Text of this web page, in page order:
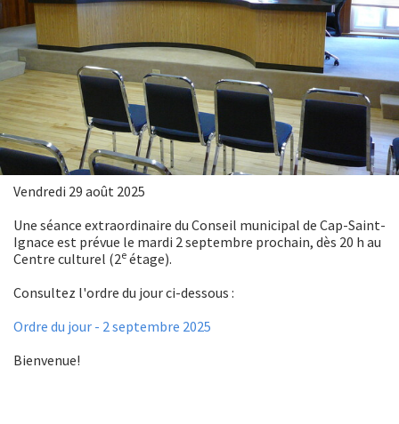
Vendredi 29 août 2025
Une séance extraordinaire du Conseil municipal de Cap-Saint-
Ignace est prévue le mardi 2 septembre prochain, dès 20 h au
Centre culturel (2e étage).
Consultez l'ordre du jour ci-dessous :
Ordre du jour - 2 septembre 2025
Bienvenue!